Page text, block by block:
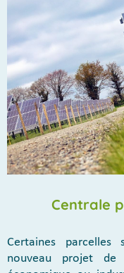
Centrale
Certaines
nouveau projet de